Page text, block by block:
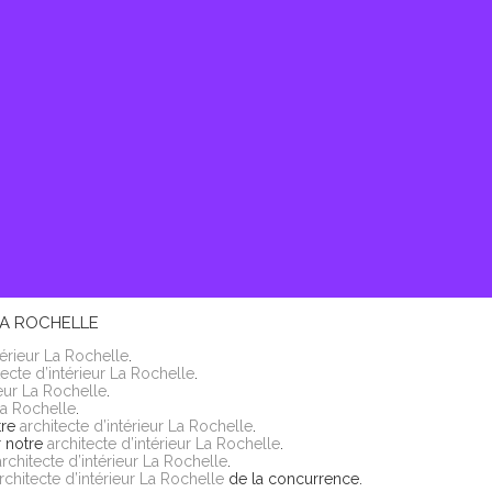
ROCHELLE
La Rochelle
d’intérieur La Rochelle
La Rochelle
Rochelle
architecte d’intérieur La Rochelle
notre architecte d’intérieur La Rochelle
d’intérieur La Rochelle
d’intérieur La Rochelle de la concurrence.